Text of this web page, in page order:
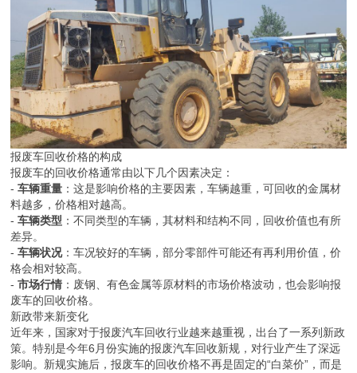
报废车回收价格的构成
报废车的回收价格通常由以下几个因素决定：
-车辆重量 ：这是影响价格的主要因素，车辆越重，可回收的金属材
料越多，价格相对越高。
-车辆类型 ：不同类型的车辆，其材料和结构不同，回收价值也有所
差异。
-车辆状况：车况较好的车辆，部分零部件可能还有再利用价值，价
格会相对较高。
-市场行情 ：废钢、有色金属等原材料的市场价格波动，也会影响报
废车的回收价格。
新政带来新变化
近年来，国家对于报废汽车回收行业越来越重视，出台了一系列新政
策。特别是今年6月份实施的报废汽车回收新规，对行业产生了深远
影响。新规实施后，报废车的回收价格不再是固定的“白菜价”，而是